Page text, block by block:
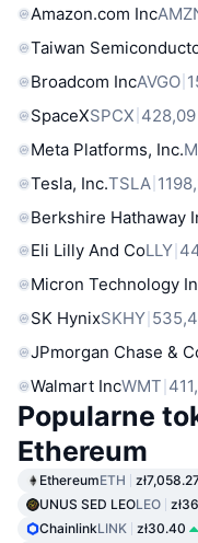
Amazon.com Inc
Taiwan
Broadcom IncAVGO
SpaceXSPCX 428,09
Meta Platforms, Inc.
Tesla, Inc.TSLA
Berkshire Hathaway
Eli Lilly And CoLLY
Micron Technology
SK HynixSKHY
JPmorgan Chase &
Walmart IncWMT
Popularne
Ethereum
EthereumETH
UNUS SED LEOLEO
ChainlinkLINK zł30.40